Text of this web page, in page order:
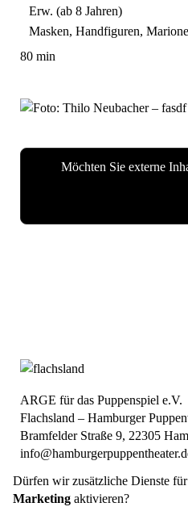
Erw. (ab 8 Jahren)
Masken, Handfiguren,
80 min
Möchten Sie externe
ARGE für das Puppenspiel e.V.
Flachsland – Hamburger
Bramfelder Straße 9, 22305
Anfahrt
Dürfen wir zusätzliche Dienste für
Marketing aktivieren?